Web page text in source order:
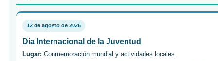
12 de agosto de 2026
Día Internacional de la Juventud
Lugar: Conmemoración mundial y actividades locales.